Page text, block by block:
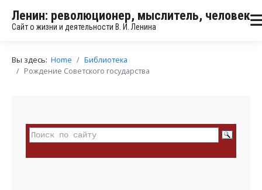
Ленин: революционер, мыслитель, человек
Сайт о жизни и деятельности В. И. Ленина
Вы здесь: Home
Библиотека
Рождение Советского государства